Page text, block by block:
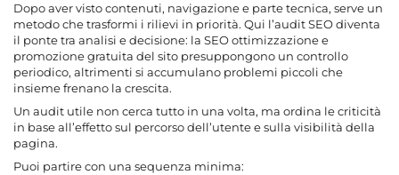
Dopo aver visto contenuti, navigazione e parte tecnica, serve un
metodo che trasformi i rilievi in priorità. Qui l’audit SEO diventa
il ponte tra analisi e decisione: la SEO ottimizzazione e
promozione gratuita del sito presuppongono un controllo
periodico, altrimenti si accumulano problemi piccoli che
insieme frenano la crescita.
Un audit utile non cerca tutto in una volta, ma ordina le criticità
in base all’effetto sul percorso dell’utente e sulla visibilità della
pagina.
Puoi partire con una sequenza minima: